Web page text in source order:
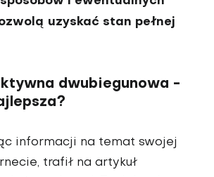
uzyskać stan pełnej
dwubiegunowa -
informacji na temat swojej
trafił na artykuł